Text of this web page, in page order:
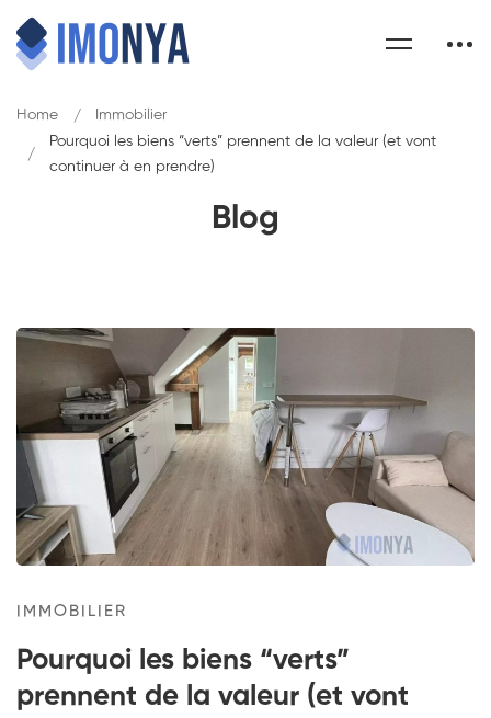
Blog
Home
Immobilier
Pourquoi les biens “verts” prennent de la valeur (et vont
continuer à en prendre)
IMMOBILIER
Pourquoi les biens “verts”
prennent de la valeur (et vont